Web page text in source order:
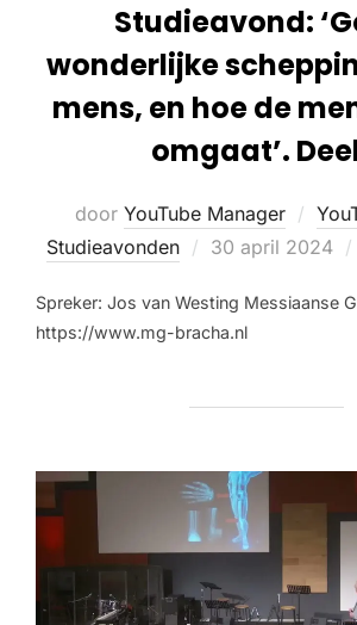
Studieavond:
wonderlijke
mens, en hoe de
omgaat’.
door YouTube Manager
Studieavonden
30 april 2024
Spreker: Jos van Westing Messiaanse
https://www.mg-bracha.nl